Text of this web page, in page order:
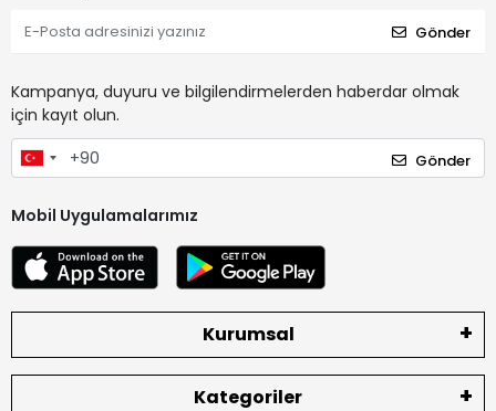
Gönder
Kampanya, duyuru ve bilgilendirmelerden haberdar olmak
için kayıt olun.
Gönder
Mobil Uygulamalarımız
Kurumsal
Kategoriler